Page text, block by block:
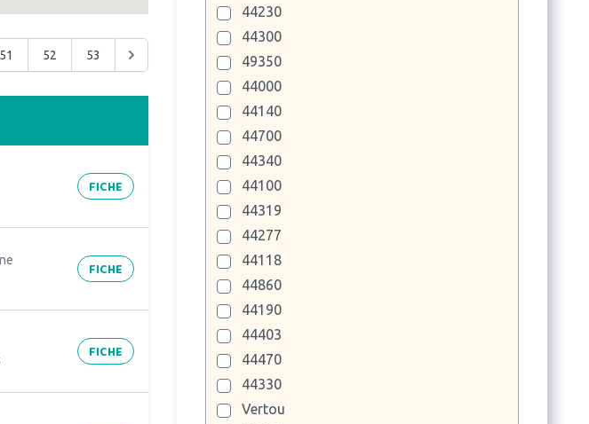
51 52 53
FICHE
FICHE
FICHE
44230
44300
49350
44000
44140
44700
44340
44100
44319
44277
44118
44860
44190
44403
44470
44330
Vertou